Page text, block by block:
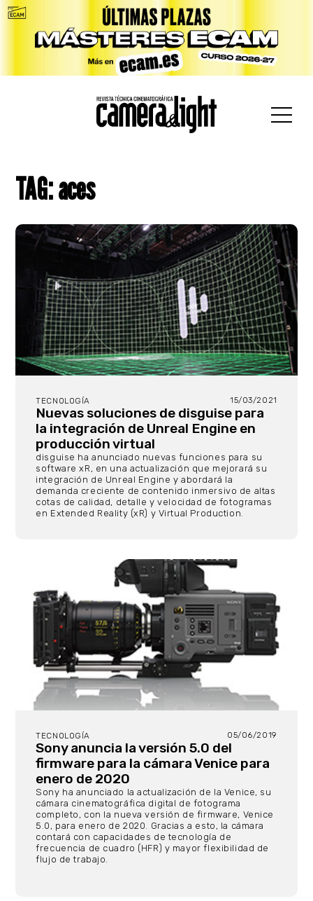
TAG: aces
TECNOLOGÍA 15/03/2021
Nuevas soluciones de disguise para
la integración de Unreal Engine en
producción virtual
disguise ha anunciado nuevas funciones para su
software xR, en una actualización que mejorará su
integración de Unreal Engine y abordará la
demanda creciente de contenido inmersivo de altas
cotas de calidad, detalle y velocidad de fotogramas
en Extended Reality (xR) y Virtual Production.
TECNOLOGÍA 05/06/2019
Sony anuncia la versión 5.0 del
firmware para la cámara Venice para
enero de 2020
Sony ha anunciado la actualización de la Venice, su
cámara cinematográfica digital de fotograma
completo, con la nueva versión de firmware, Venice
5.0, para enero de 2020. Gracias a esto, la cámara
contará con capacidades de tecnología de
frecuencia de cuadro (HFR) y mayor flexibilidad de
flujo de trabajo.